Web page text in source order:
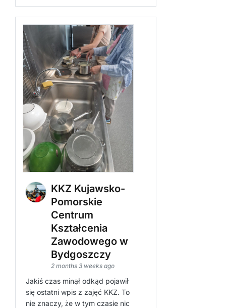
KKZ Kujawsko-
Pomorskie
Centrum
Kształcenia
Zawodowego w
Bydgoszczy
2 months 3 weeks ago
Jakiś czas minął odkąd pojawił
się ostatni wpis z zajęć KKZ. To
nie znaczy, że w tym czasie nic